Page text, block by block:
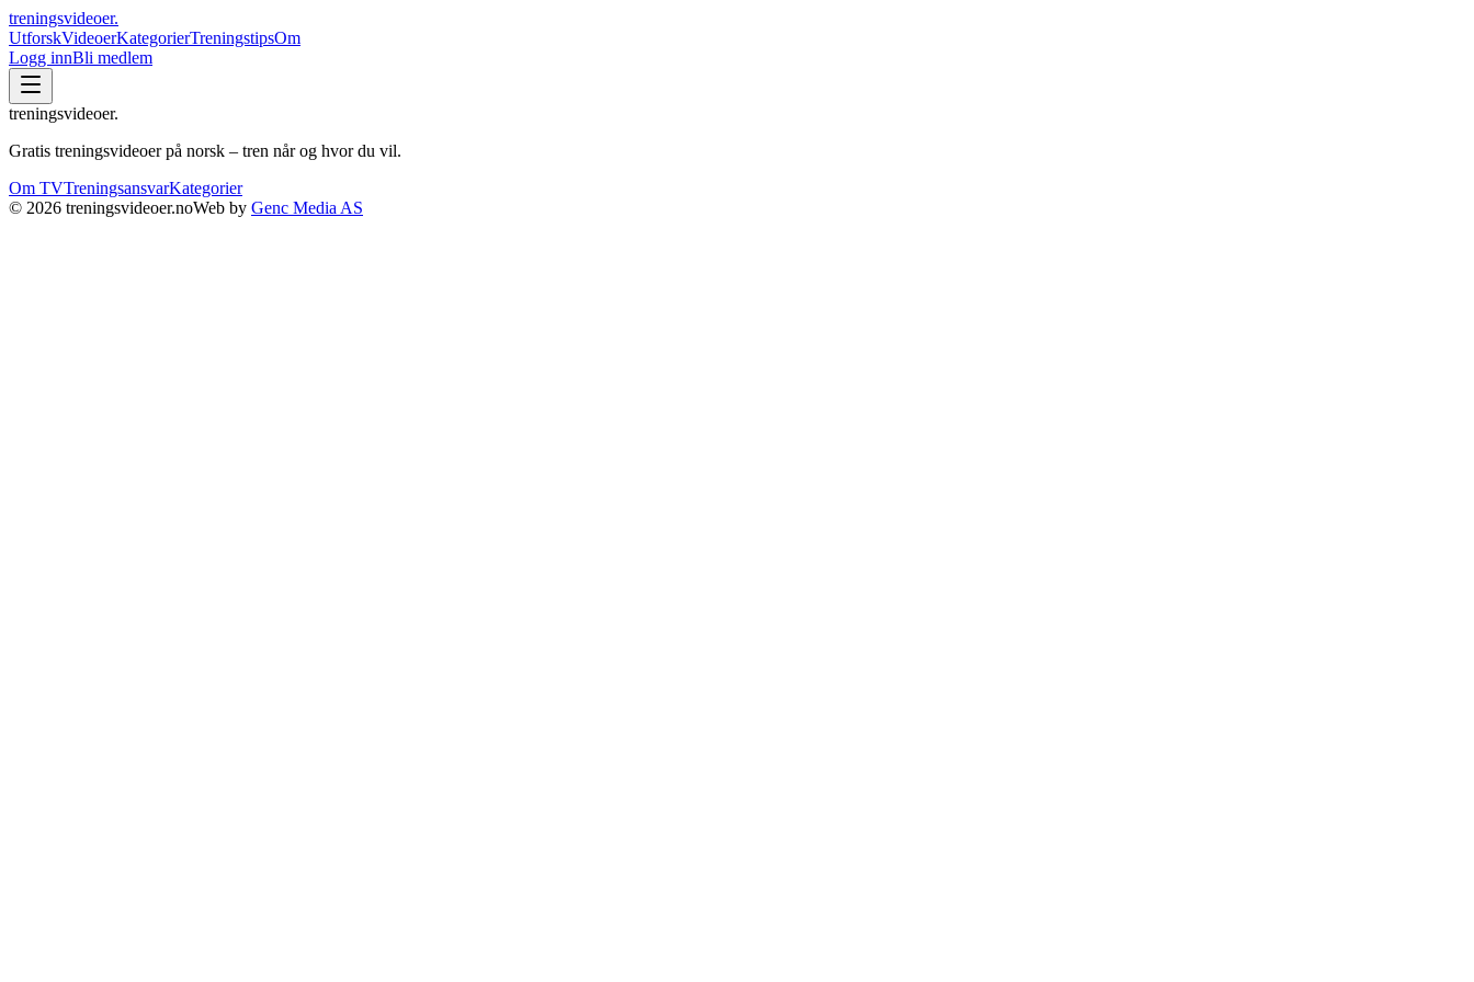
treningsvideoer.
UtforskVideoerKategorierTreningstipsOm
Logg innBli medlem
treningsvideoer.
Gratis treningsvideoer på norsk – tren når og hvor du vil.
Om TVTreningsansvarKategorier
© 2026 treningsvideoer.noWeb by Genc Media AS